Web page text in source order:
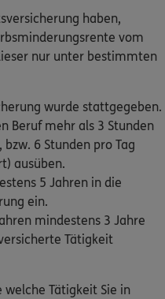
haben,
vom
nur unter bestimmten
wurde stattgegeben.
Beruf mehr als 3 Stunden
6 Stunden pro Tag
ausüben.
5 Jahren in die
ein.
mindestens 3 Jahre
Tätigkeit
welche Tätigkeit Sie in